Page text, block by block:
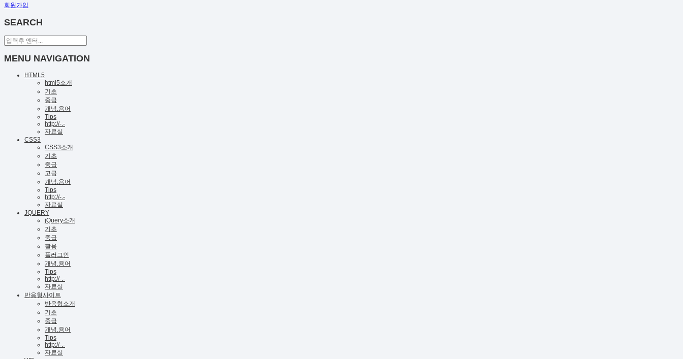
회원가입
SEARCH
MENU NAVIGATION
HTML5
html5소개
기초
중급
개념.용어
Tips
http://-.-
자료실
CSS3
CSS3소개
기초
중급
고급
개념.용어
Tips
http://-.-
자료실
JQUERY
jQuery소개
기초
중급
활용
플러그인
개념.용어
Tips
http://-.-
자료실
반응형사이트
반응형소개
기초
중급
개념.용어
Tips
http://-.-
자료실